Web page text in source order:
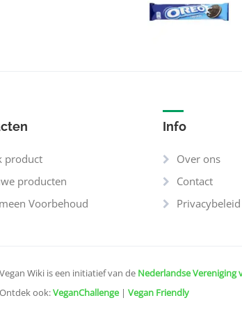
(1)
(51)
product
producten
Voorbehoud
Info
Over ons
Contact
Privacybeleid
Vegan Wiki is een initiatief van de Nederlandse Vereniging
Ontdek ook:VeganChallenge| Vegan Friendly